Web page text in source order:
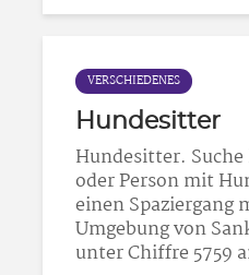
VERSCHIEDENES
Hundesitter
Hundesitter.
oder Person mit
einen Spaziergang
Umgebung von
unter Chiffre 5759